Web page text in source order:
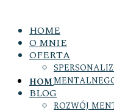
HOME
HOME
O MNIE
OFERTA
BLOG
ROZWÓJ